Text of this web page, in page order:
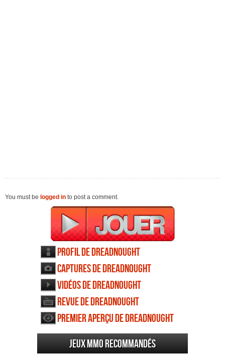
You must be logged in to post a comment.
Profil de Dreadnought
Captures de Dreadnought
Vidéos de Dreadnought
Revue de Dreadnought
Premier aperçu de Dreadnought
Jeux MMO recommandés